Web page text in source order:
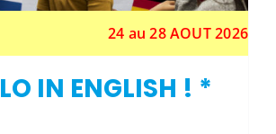
24 au 28 AOUT 2026
IN ENGLISH ! *